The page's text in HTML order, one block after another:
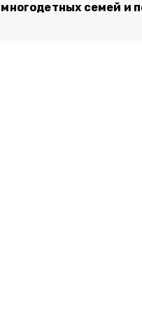
многодетных семей и